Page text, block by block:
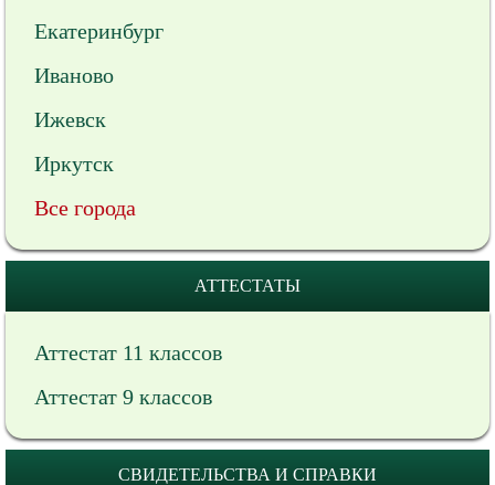
Екатеринбург
Иваново
Ижевск
Иркутск
Все города
АТТЕСТАТЫ
Аттестат 11 классов
Аттестат 9 классов
СВИДЕТЕЛЬСТВА И СПРАВКИ